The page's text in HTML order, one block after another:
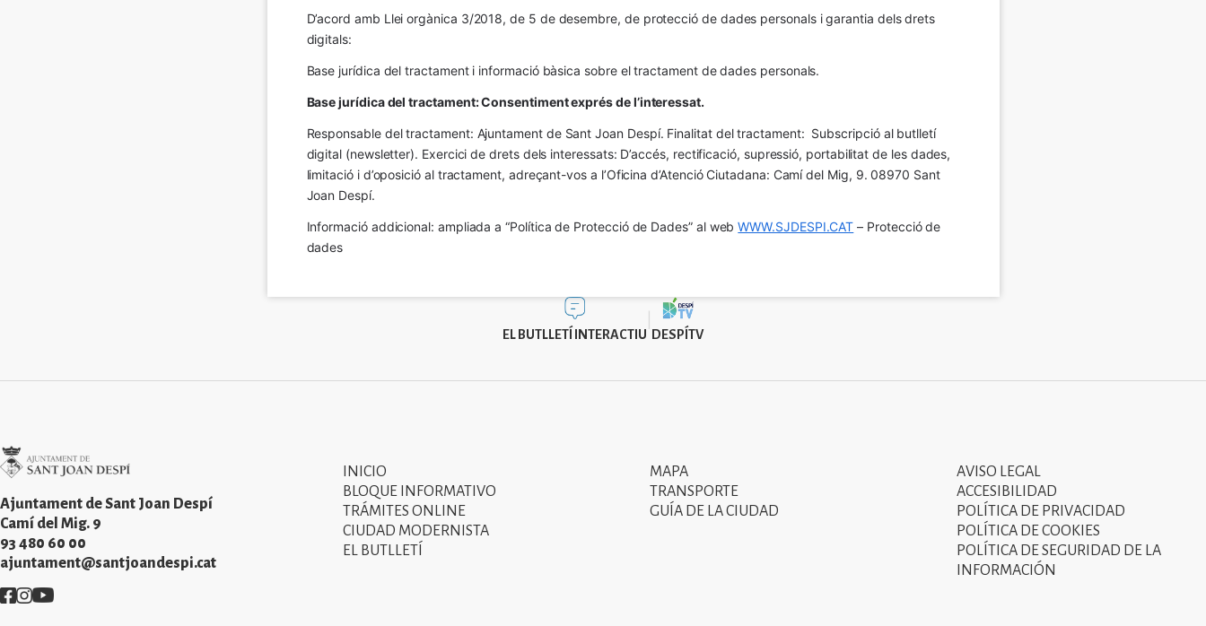
D’acord amb Llei orgànica 3/2018, de 5 de desembre, de protecció de dades personals i garantia dels drets
digitals:
Base jurídica del tractament i informació bàsica sobre el tractament de dades personals.
Base jurídica del tractament: Consentiment exprés de l’interessat.
Responsable del tractament: Ajuntament de Sant Joan Despí. Finalitat del tractament:  Subscripció al butlletí
digital (newsletter). Exercici de drets dels interessats: D’accés, rectificació, supressió, portabilitat de les dades,
limitació i d’oposició al tractament, adreçant-vos a l’Oficina d’Atenció Ciutadana: Camí del Mig, 9. 08970 Sant
Joan Despí.
Informació addicional: ampliada a “Política de Protecció de Dades” al web WWW.SJDESPI.CAT – Protecció de
dades
EL BUTLLETÍ INTERACTIU DESPÍTV
Imatge
Ajuntament de Sant Joan Despí
Camí del Mig. 9
93 480 60 00
ajuntament@santjoandespi.cat
Imatge
Imatge
Imatge
Primer
menú
INICIO
BLOQUE INFORMATIVO
TRÁMITES ONLINE
CIUDAD MODERNISTA
EL BUTLLETÍ
Segon
menú
MAPA
TRANSPORTE
GUÍA DE LA CIUDAD
Tercer
menú
peu
AVISO LEGAL
ACCESIBILIDAD
POLÍTICA DE PRIVACIDAD
POLÍTICA DE COOKIES
POLÍTICA DE SEGURIDAD DE LA
INFORMACIÓN